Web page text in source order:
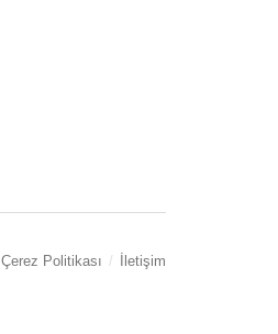
Çerez Politikası İletişim